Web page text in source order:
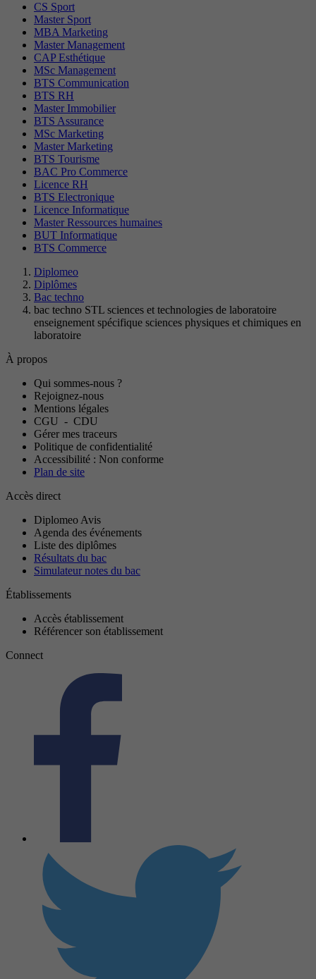
CS Sport
Master Sport
MBA Marketing
Master Management
CAP Esthétique
MSc Management
BTS Communication
BTS RH
Master Immobilier
BTS Assurance
MSc Marketing
Master Marketing
BTS Tourisme
BAC Pro Commerce
Licence RH
BTS Electronique
Licence Informatique
Master Ressources humaines
BUT Informatique
BTS Commerce
Diplomeo
Diplômes
Bac techno
bac techno STL sciences et technologies de laboratoire
enseignement spécifique sciences physiques et chimiques en
laboratoire
À propos
Qui sommes-nous ?
Rejoignez-nous
Mentions légales
CGU - CDU
Gérer mes traceurs
Politique de confidentialité
Accessibilité : Non conforme
Plan de site
Accès direct
Diplomeo Avis
Agenda des événements
Liste des diplômes
Résultats du bac
Simulateur notes du bac
Établissements
Accès établissement
Référencer son établissement
Connect